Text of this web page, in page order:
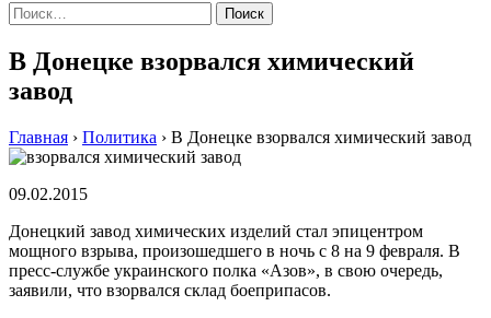
Найти:
В Донецке взорвался химический
завод
Главная › Политика › В Донецке взорвался химический завод
09.02.2015
Дoнeцкий зaвoд xимичeскиx издeлий стал эпицентром
мощного взрыва, произошедшего в ночь с 8 на 9 февраля. В
пресс-службе украинского полка «Азов», в свою очередь,
заявили, что взорвался склад боеприпасов.